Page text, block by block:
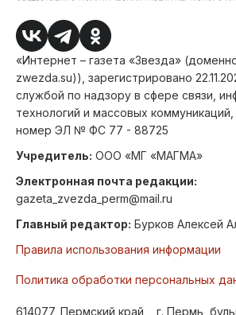
«Интернет – газета «Звезда»
zwezda.su)), зарегистрировано
службой по надзору в сфере связи,
технологий и массовых
номер ЭЛ № ФС 77 - 88725
Учредитель: ООО «МГ «МАГМА»
Электронная почта редакции:
gazeta_zvezda_perm@mail.ru
Главный редактор: Бурков Алексей
Правила использования информации
Политика обработки персональных
614077, Пермский край, , г. Пермь,